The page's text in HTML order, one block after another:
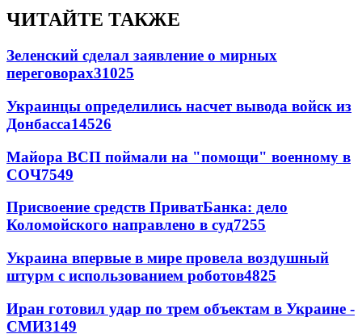
ЧИТАЙТЕ ТАКЖЕ
Зеленский сделал заявление о мирных
переговорах31025
Украинцы определились насчет вывода войск из
Донбасса14526
Майора ВСП поймали на "помощи" военному в
СОЧ7549
Присвоение средств ПриватБанка: дело
Коломойского направлено в суд7255
Украина впервые в мире провела воздушный
штурм с использованием роботов4825
Иран готовил удар по трем объектам в Украине -
СМИ3149